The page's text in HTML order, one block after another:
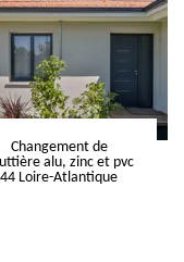
Changement de
alu, zinc et pvc
44 Loire-Atlantique